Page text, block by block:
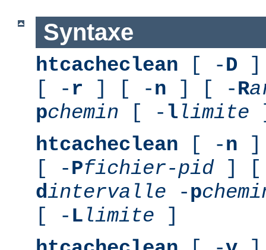
Syntaxe
htcacheclean [ -D ]
[ - r ] [ -n ] [ -R
pchemin [ - l limite
htcacheclean [ -n ]
[ -Pfichier-pid ] [
dintervalle -p
[ - L limite ]